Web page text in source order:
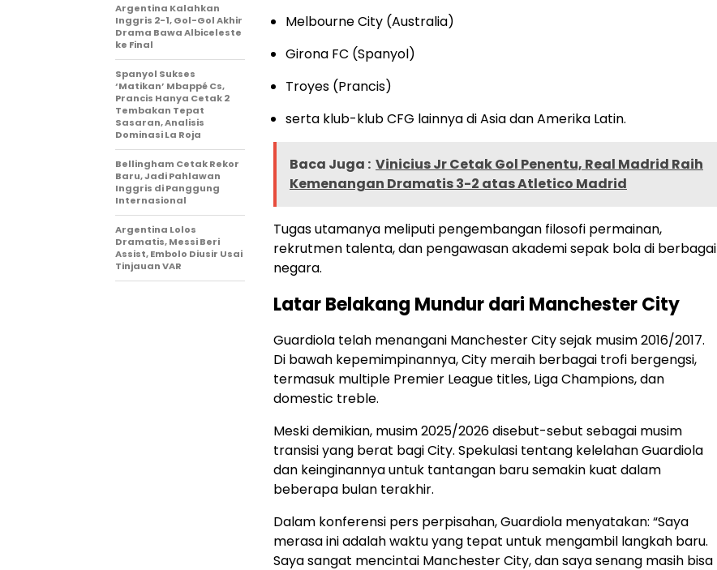
Melbourne City (Australia)
Girona FC (Spanyol)
Troyes (Prancis)
serta klub-klub CFG lainnya di Asia dan Amerika Latin.
Baca Juga : Vinicius Jr Cetak Gol Penentu, Real Madrid Raih
Kemenangan Dramatis 3-2 atas Atletico Madrid
Tugas utamanya meliputi pengembangan filosofi permainan,
rekrutmen talenta, dan pengawasan akademi sepak bola di berbagai
negara.
Latar Belakang Mundur dari Manchester City
Guardiola telah menangani Manchester City sejak musim 2016/2017.
Di bawah kepemimpinannya, City meraih berbagai trofi bergengsi,
termasuk multiple Premier League titles, Liga Champions, dan
domestic treble.
Meski demikian, musim 2025/2026 disebut-sebut sebagai musim
transisi yang berat bagi City. Spekulasi tentang kelelahan Guardiola
dan keinginannya untuk tantangan baru semakin kuat dalam
beberapa bulan terakhir.
Dalam konferensi pers perpisahan, Guardiola menyatakan: “Saya
merasa ini adalah waktu yang tepat untuk mengambil langkah baru.
Saya sangat mencintai Manchester City, dan saya senang masih bisa
Argentina Kalahkan
Inggris 2-1, Gol-Gol Akhir
Drama Bawa Albiceleste
ke Final
Spanyol Sukses
‘Matikan’ Mbappé Cs,
Prancis Hanya Cetak 2
Tembakan Tepat
Sasaran, Analisis
Dominasi La Roja
Bellingham Cetak Rekor
Baru, Jadi Pahlawan
Inggris di Panggung
Internasional
Argentina Lolos
Dramatis, Messi Beri
Assist, Embolo Diusir Usai
Tinjauan VAR